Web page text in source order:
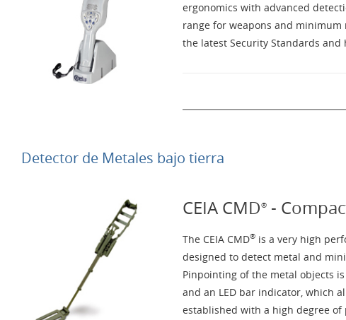
ergonomics with advanced
range for weapons and minimum
the latest Security Standards
Detector de Metales bajo tierra
CEIA CMD®-
The CEIA CMD®is a very high
designed to detect metal and
Pinpointing of the metal objects
and an LED bar indicator, which
established with a high degree